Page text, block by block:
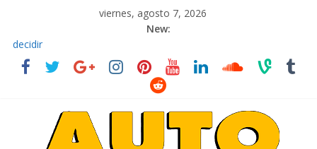
viernes, agosto 7, 2026
New:
El costo de tener un vehículo gana protagonismo a la hora de
decidir
Ultima película ‘Spider‑Man: Brand New Day’ pone en escena a
La Vuelta al Ecuador 2026, edición 47ª, recorre 7 provincias en 8